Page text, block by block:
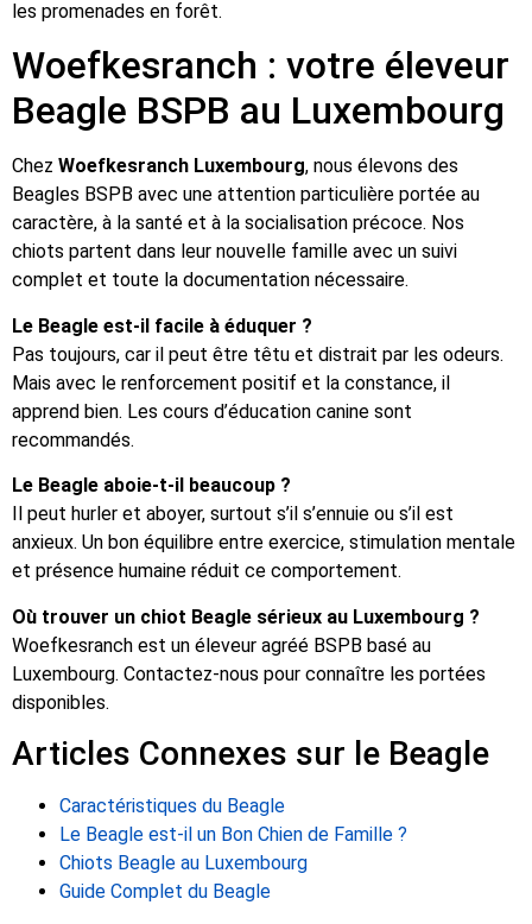
les promenades en forêt.
Woefkesranch : votre éleveur
Beagle BSPB au Luxembourg
Chez Woefkesranch Luxembourg, nous élevons des
Beagles BSPB avec une attention particulière portée au
caractère, à la santé et à la socialisation précoce. Nos
chiots partent dans leur nouvelle famille avec un suivi
complet et toute la documentation nécessaire.
Le Beagle est-il facile à éduquer ?
Pas toujours, car il peut être têtu et distrait par les odeurs.
Mais avec le renforcement positif et la constance, il
apprend bien. Les cours d’éducation canine sont
recommandés.
Le Beagle aboie-t-il beaucoup ?
Il peut hurler et aboyer, surtout s’il s’ennuie ou s’il est
anxieux. Un bon équilibre entre exercice, stimulation mentale
et présence humaine réduit ce comportement.
Où trouver un chiot Beagle sérieux au Luxembourg ?
Woefkesranch est un éleveur agréé BSPB basé au
Luxembourg. Contactez-nous pour connaître les portées
disponibles.
Articles Connexes sur le Beagle
Caractéristiques du Beagle
Le Beagle est-il un Bon Chien de Famille ?
Chiots Beagle au Luxembourg
Guide Complet du Beagle